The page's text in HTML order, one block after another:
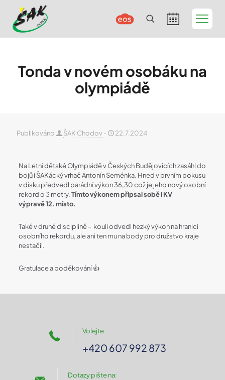
Tonda v novém osobáku na
olympiádě
Publikováno ŠAK Chodov- 22.7.2024
Na Letní dětské Olympiádě v Českých Budějovicích zasáhl do
bojů i ŠAKácký vrhač Antonín Seménka. Hned v prvním pokusu
v disku předvedl parádní výkon 36,30 což je jeho nový osobní
rekord o 3 metry.Tímto výkonem připsal sobě i KV
výpravě 12. místo.
Také v druhé disciplině – kouli odvedl hezký výkon na hranici
osobního rekordu, ale ani ten mu na body pro družstvo kraje
nestačil.
Gratulace a poděkování 👍
Volejte
+420 607 992 873
Dotazy pište na: